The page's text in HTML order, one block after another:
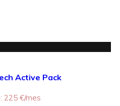
Active Pack
225 €/mes